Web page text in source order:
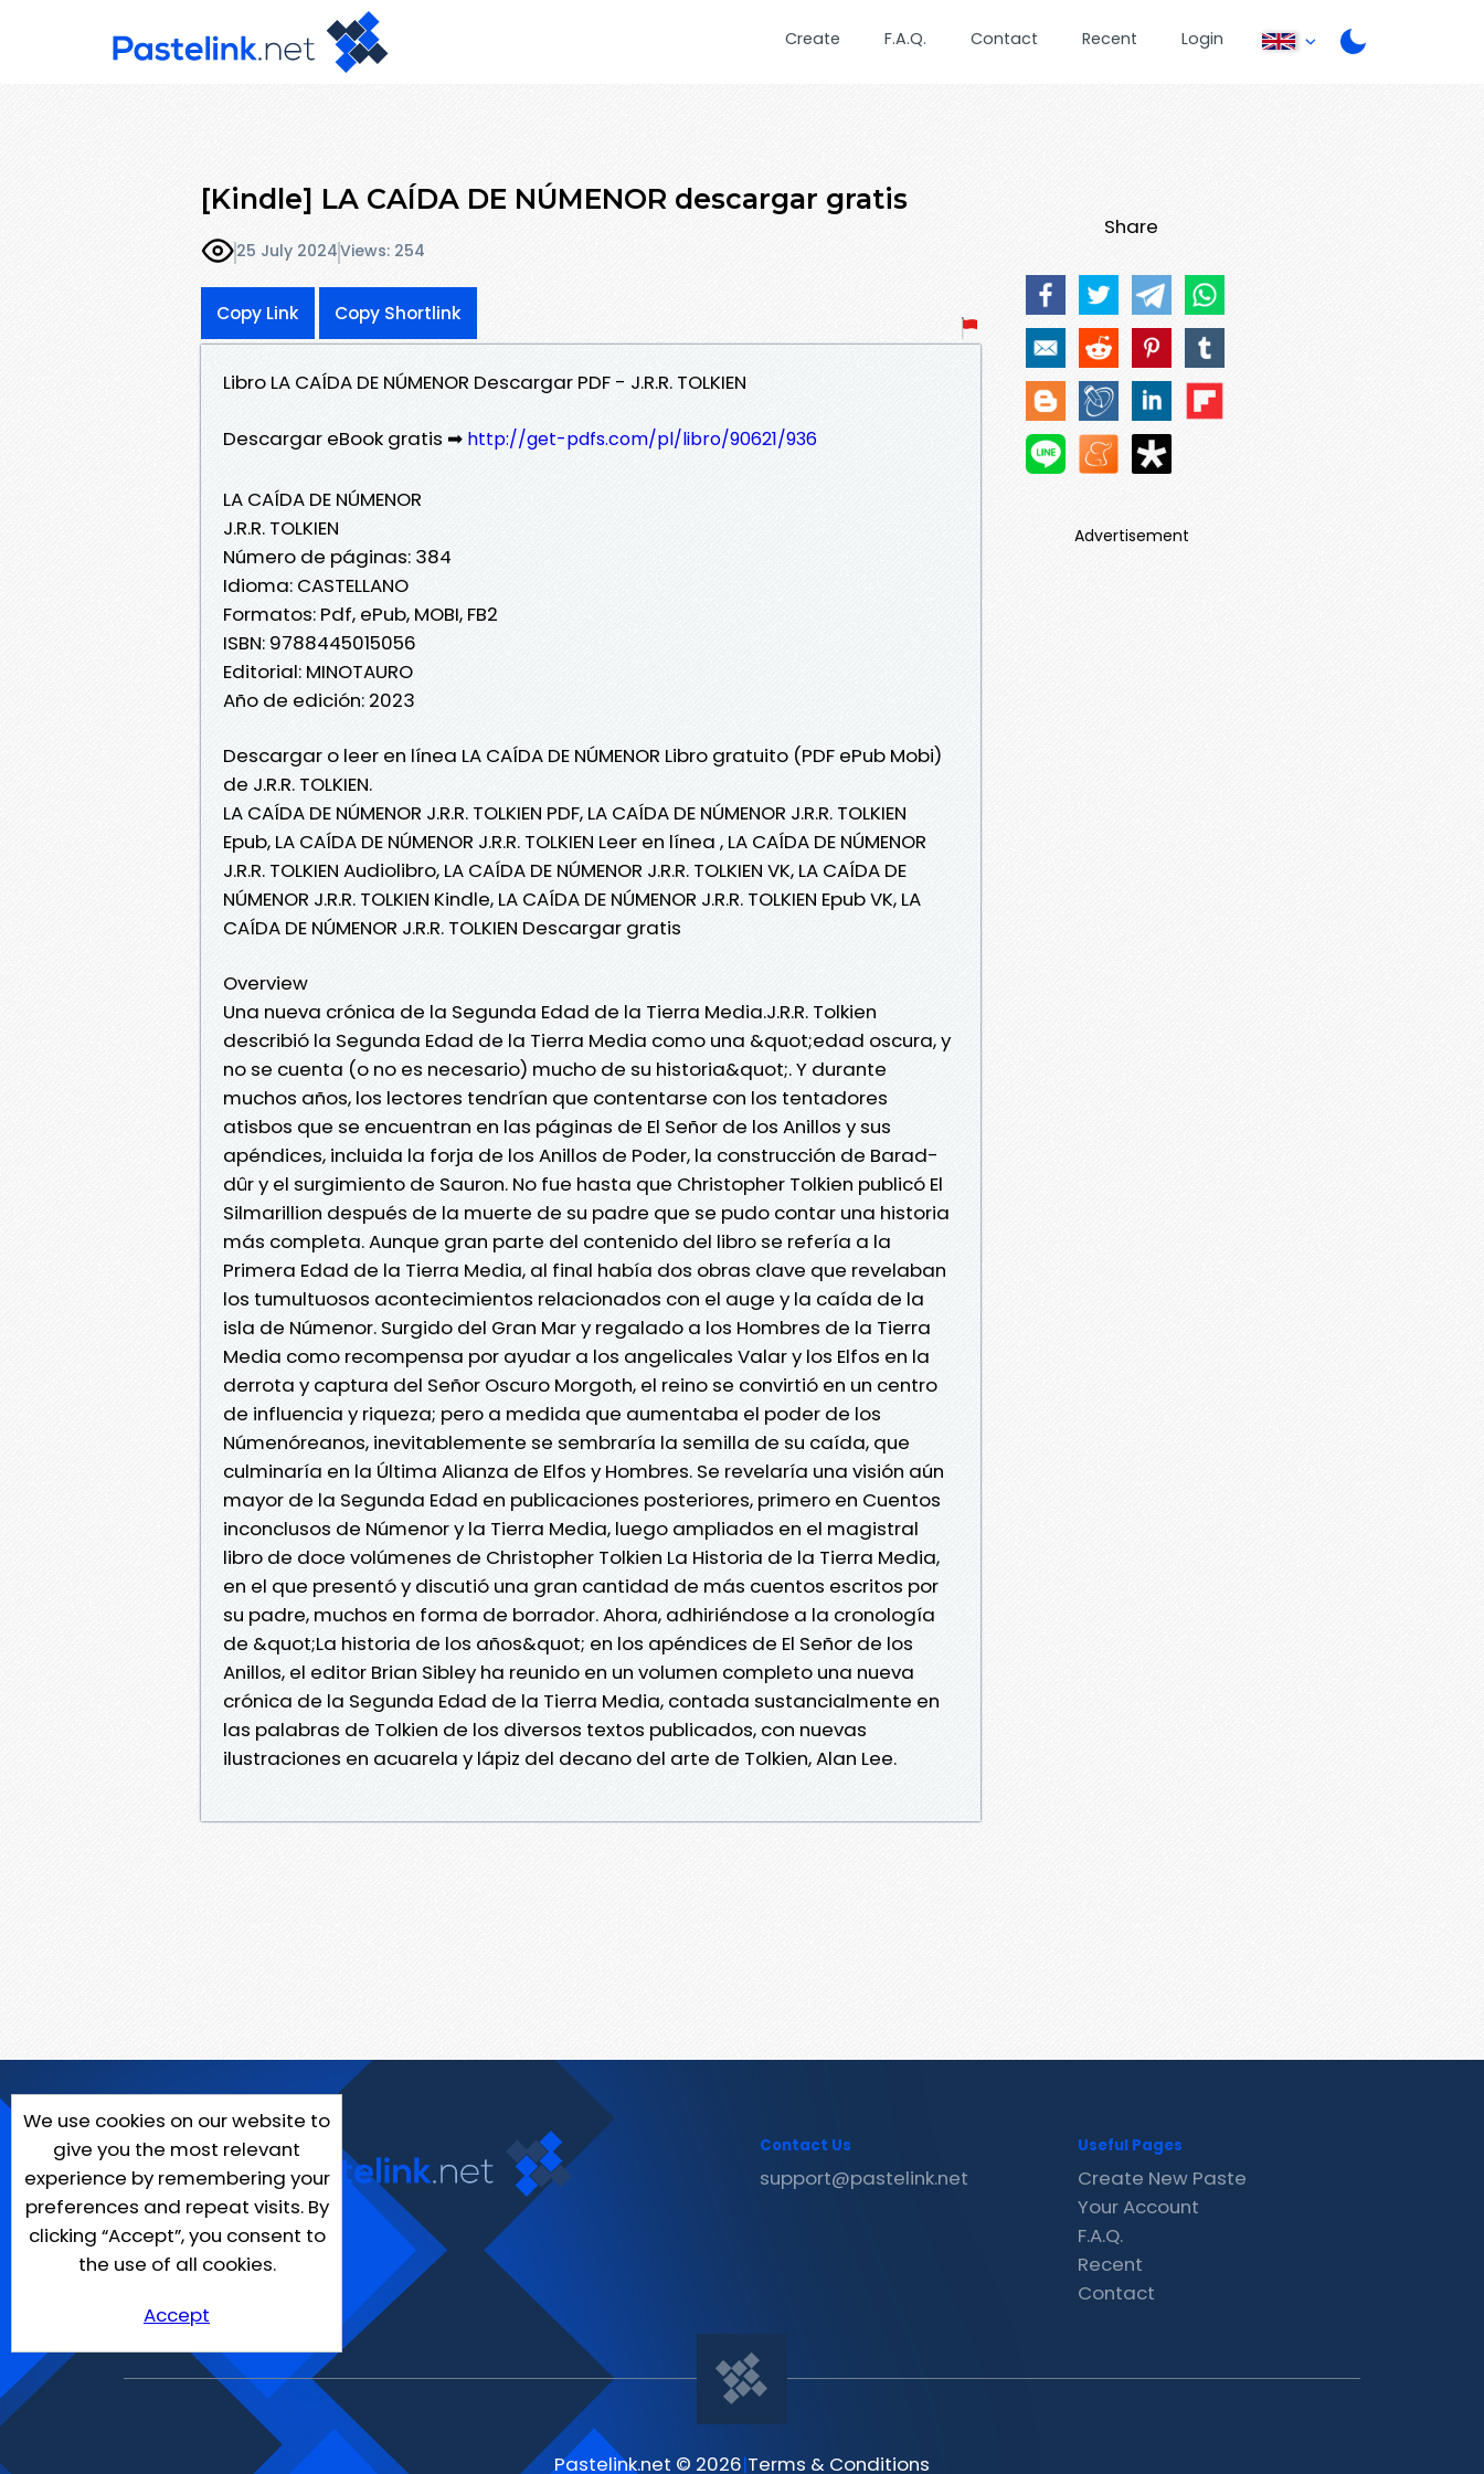
Create F.A.Q. Contact Recent Login
[Kindle] LA CAÍDA DE NÚMENOR descargar gratis
25 July 2024Views: 254
Copy Link Copy Shortlink
Libro LA CAÍDA DE NÚMENOR Descargar PDF - J.R.R. TOLKIEN
Descargar eBook gratis ➡ http://get-pdfs.com/pl/libro/90621/936
LA CAÍDA DE NÚMENOR
J.R.R. TOLKIEN
Número de páginas: 384
Idioma: CASTELLANO
Formatos: Pdf, ePub, MOBI, FB2
ISBN: 9788445015056
Editorial: MINOTAURO
Año de edición: 2023
Descargar o leer en línea LA CAÍDA DE NÚMENOR Libro gratuito (PDF ePub Mobi)
de J.R.R. TOLKIEN.
LA CAÍDA DE NÚMENOR J.R.R. TOLKIEN PDF, LA CAÍDA DE NÚMENOR J.R.R. TOLKIEN
Epub, LA CAÍDA DE NÚMENOR J.R.R. TOLKIEN Leer en línea , LA CAÍDA DE NÚMENOR
J.R.R. TOLKIEN Audiolibro, LA CAÍDA DE NÚMENOR J.R.R. TOLKIEN VK, LA CAÍDA DE
NÚMENOR J.R.R. TOLKIEN Kindle, LA CAÍDA DE NÚMENOR J.R.R. TOLKIEN Epub VK, LA
CAÍDA DE NÚMENOR J.R.R. TOLKIEN Descargar gratis
Overview
Una nueva crónica de la Segunda Edad de la Tierra Media.J.R.R. Tolkien
describió la Segunda Edad de la Tierra Media como una &quot;edad oscura, y
no se cuenta (o no es necesario) mucho de su historia&quot;. Y durante
muchos años, los lectores tendrían que contentarse con los tentadores
atisbos que se encuentran en las páginas de El Señor de los Anillos y sus
apéndices, incluida la forja de los Anillos de Poder, la construcción de Barad-
dûr y el surgimiento de Sauron. No fue hasta que Christopher Tolkien publicó El
Silmarillion después de la muerte de su padre que se pudo contar una historia
más completa. Aunque gran parte del contenido del libro se refería a la
Primera Edad de la Tierra Media, al final había dos obras clave que revelaban
los tumultuosos acontecimientos relacionados con el auge y la caída de la
isla de Númenor. Surgido del Gran Mar y regalado a los Hombres de la Tierra
Media como recompensa por ayudar a los angelicales Valar y los Elfos en la
derrota y captura del Señor Oscuro Morgoth, el reino se convirtió en un centro
de influencia y riqueza; pero a medida que aumentaba el poder de los
Númenóreanos, inevitablemente se sembraría la semilla de su caída, que
culminaría en la Última Alianza de Elfos y Hombres. Se revelaría una visión aún
mayor de la Segunda Edad en publicaciones posteriores, primero en Cuentos
inconclusos de Númenor y la Tierra Media, luego ampliados en el magistral
libro de doce volúmenes de Christopher Tolkien La Historia de la Tierra Media,
en el que presentó y discutió una gran cantidad de más cuentos escritos por
su padre, muchos en forma de borrador. Ahora, adhiriéndose a la cronología
de &quot;La historia de los años&quot; en los apéndices de El Señor de los
Anillos, el editor Brian Sibley ha reunido en un volumen completo una nueva
crónica de la Segunda Edad de la Tierra Media, contada sustancialmente en
las palabras de Tolkien de los diversos textos publicados, con nuevas
ilustraciones en acuarela y lápiz del decano del arte de Tolkien, Alan Lee.
Share
Advertisement
We use cookies on our website to
give you the most relevant
experience by remembering your
preferences and repeat visits. By
clicking “Accept”, you consent to
the use of all cookies.
Accept
Contact Us
support@pastelink.net
Useful Pages
Create New Paste
Your Account
F.A.Q.
Recent
Contact
Pastelink.net © 2026|Terms & Conditions